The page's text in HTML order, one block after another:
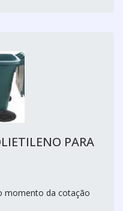
PARA
momento da cotação